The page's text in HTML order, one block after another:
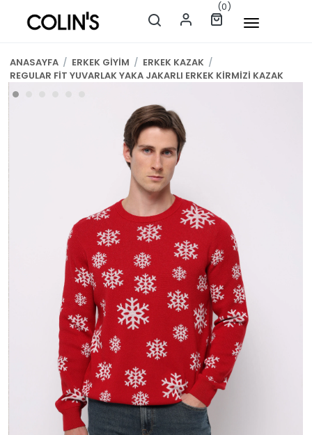
(0)
ANASAYFA / ERKEK GİYİM / ERKEK KAZAK /
REGULAR FİT YUVARLAK YAKA JAKARLI ERKEK KİRMİZİ KAZAK